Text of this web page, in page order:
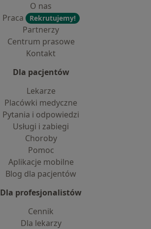
O nas
Praca
Rekrutujemy!
Partnerzy
Centrum prasowe
Kontakt
Dla pacjentów
Lekarze
Placówki medyczne
Pytania i odpowiedzi
Usługi i zabiegi
Choroby
Pomoc
Aplikacje mobilne
Blog dla pacjentów
Dla profesjonalistów
Cennik
Dla lekarzy